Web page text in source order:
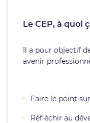
Le CEP, à quoi
Il a pour objectif
avenir
Faire le point
Réfléchir au